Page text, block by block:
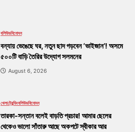
বলিউডবিনোদন
বন্যায় ভেঙেছে ঘর, নতুন ছাদ গড়বেন ‘ভাইজান’! অসমে
৫০০টি বাড়ি তৈরির উদ্যোগ সলমনের
August 6, 2026
খেলাট্রেন্ডিংবলিউডবিনোদন
তারকা-সন্তান বলেই বাড়তি প্রচার! আমার ছেলের
থেকেও ভালো সাঁতারু আছে অকপটে স্বীকার আর